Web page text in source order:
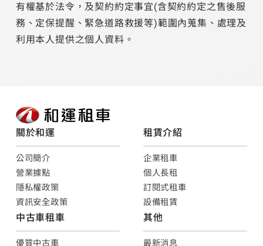
有權基於法令，及契約約定事宜(含契約約定之售後服
務、定保提醒、緊急道路救援等)範圍內蒐集、處理及
利用本人提供之個人資料。
關於和運
公司簡介
營業據點
隱私權政策
資訊安全政策
租賃介紹
企業租車
個人長租
訂閱式租車
設備租賃
中古車租車
優質中古車
其他
最新消息